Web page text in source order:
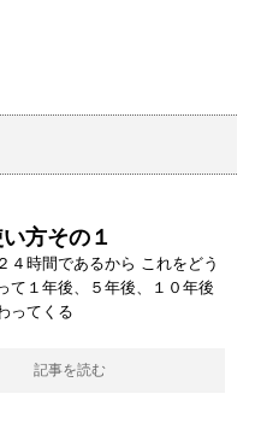
方その１
４時間であるから これをどう
て１年後、５年後、１０年後
ってくる
記事を読む